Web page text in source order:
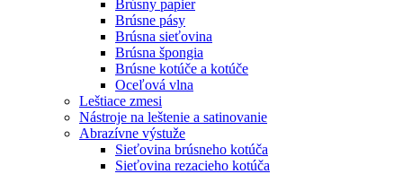
Brúsny papier
Brúsne pásy
Brúsna sieťovina
Brúsna špongia
Brúsne kotúče a kotúče
Oceľová vlna
Leštiace zmesi
Nástroje na leštenie a satinovanie
Abrazívne výstuže
Sieťovina brúsneho kotúča
Sieťovina rezacieho kotúča